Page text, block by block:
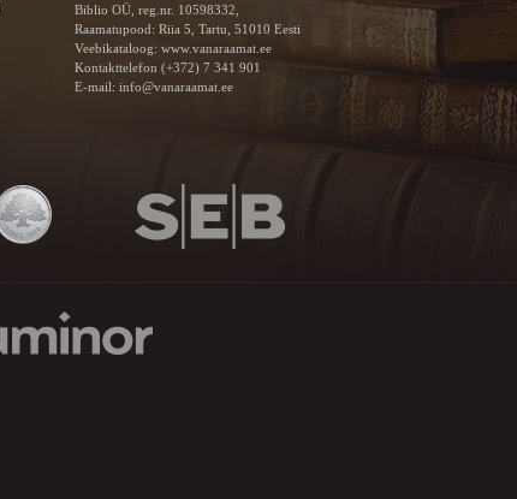
Biblio OÜ, reg.nr. 10598332,
Raamatupood: Riia 5, Tartu, 51010 Eesti
Veebikataloog: www.vanaraamat.ee
Kontakttelefon (+372) 7 341 901
E-mail: info@vanaraamat.ee